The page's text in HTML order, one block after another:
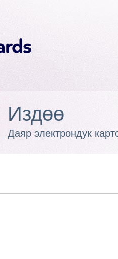
Издөө
Даяр электрондук